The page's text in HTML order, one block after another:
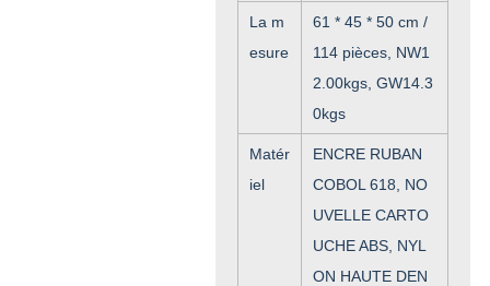
La m
esure
61 * 45 * 50 cm /
114 pièces, NW1
2.00kgs, GW14.3
0kgs
Matér
iel
ENCRE RUBAN
COBOL 618, NO
UVELLE CARTO
UCHE ABS, NYL
ON HAUTE DEN